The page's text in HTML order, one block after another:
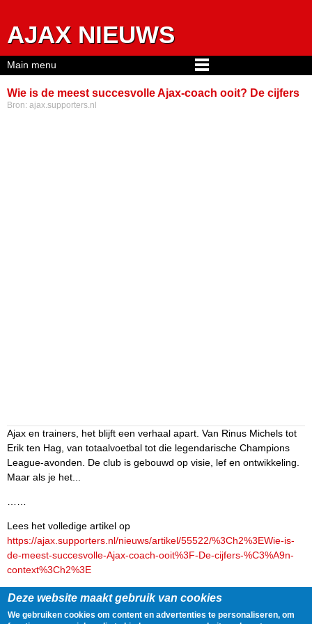
AJAX NIEUWS
Wie is de meest succesvolle Ajax-coach ooit? De cijfers
én context
Bron: ajax.supporters.nl
Ajax en trainers, het blijft een verhaal apart. Van Rinus Michels tot
Erik ten Hag, van totaalvoetbal tot die legendarische Champions
League-avonden. De club is gebouwd op visie, lef en ontwikkeling.
Maar als je het...
Lees het volledige artikel op
https://ajax.supporters.nl/nieuws/artikel/55522/%3Ch2%3EWie-is-
de-meest-succesvolle-Ajax-coach-ooit%3F-De-cijfers-%C3%A9n-
context%3Ch2%3E
Delen Tweet 15 April, 2026 - 13:55
Main menu
Deze website maakt gebruik van cookies
We gebruiken cookies om content en advertenties te personaliseren, om